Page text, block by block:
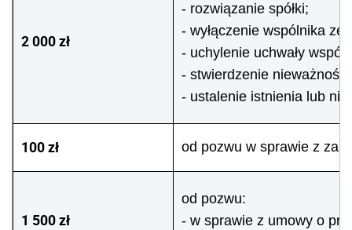
2 000 zł
- rozwiązanie spółki;
- wyłączenie wspólnika ze
- uchylenie uchwały
- stwierdzenie
- ustalenie istnienia lub
100 zł od pozwu w sprawie z
1 500 zł
od pozwu:
- w sprawie z umowy o